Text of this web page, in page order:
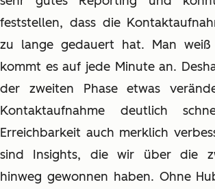
feststellen, dass die
zu lange gedauert hat. Man
kommt es auf jede Minute an.
der zweiten Phase etwas
Kontaktaufnahme deutlich
Erreichbarkeit auch merklich
sind Insights, die wir über die
hinweg gewonnen haben. Ohne